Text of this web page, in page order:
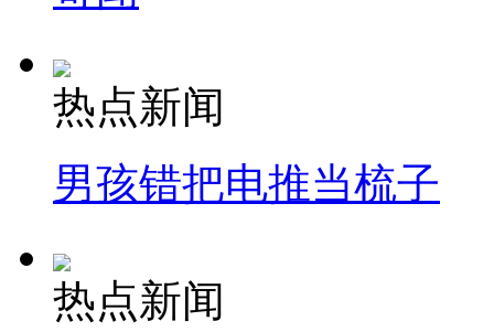
热点新闻
男孩错把电推当梳子
热点新闻